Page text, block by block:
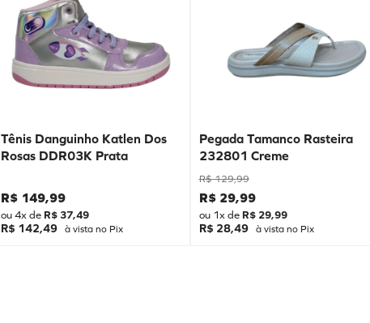
Tênis Danguinho Katlen Dos
Rosas DDR03K Prata
R$ 149,99
ou4x de R$ 37,49
R$ 142,49 à vista no Pix
Pegada Tamanco Rasteira
232801 Creme
R$ 129,99
R$ 29,99
ou 1x de R$ 29,99
R$ 28,49 à vista no Pix